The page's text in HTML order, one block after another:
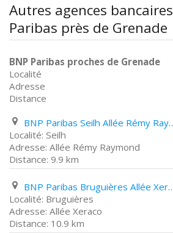
Autres agences
Paribas près de Grenade
BNP Paribas proches de Grenade
Localité
Adresse
Distance
BNP Paribas
Seilh
Allée Rémy Raymond
9.9 km
BNP Paribas
Bruguières
Allée Xeraco
10.9 km